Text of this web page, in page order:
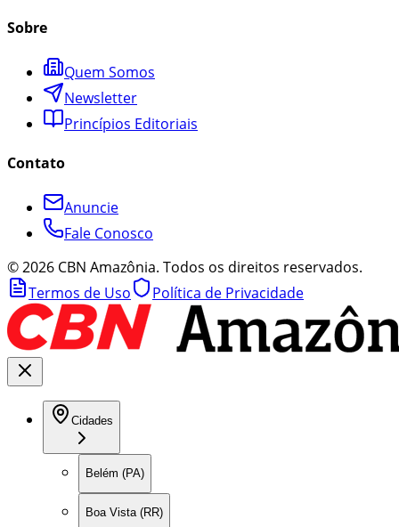
Sobre
Quem Somos
Newsletter
Princípios Editoriais
Contato
Anuncie
Fale Conosco
©2026 CBN Amazônia. Todos os direitos reservados.
Termos de Uso
Política de Privacidade
Cidades
Belém (PA)
Boa Vista (RR)